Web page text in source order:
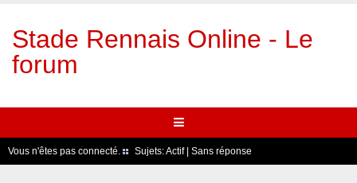
Stade Rennais Online - Le
forum
Vous n'êtes pas connecté. Sujets:Actif| Sans réponse